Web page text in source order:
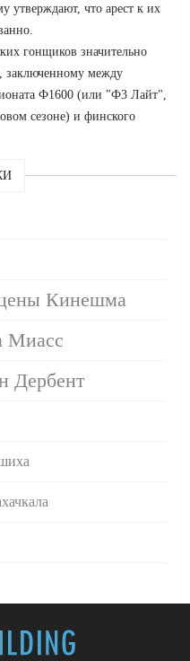
утверждают, что арест к их
гонщиков значительно
заключенному между
Ф1600 (или "Ф3 Лайт",
сезоне) и финского
Кинешма
Миасс
Дербент